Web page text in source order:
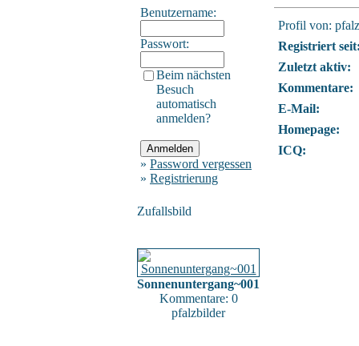
Benutzername:
Passwort:
Beim nächsten
Besuch
automatisch
anmelden?
» Password vergessen
» Registrierung
Zufallsbild
Sonnenuntergang~001
Kommentare: 0
pfalzbilder
Profil von:
Registriert
Zuletzt aktiv:
Kommentare:
E-Mail:
Homepage:
ICQ: